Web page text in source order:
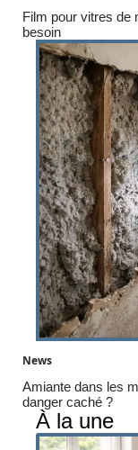
Film pour vitres de
besoin
News
Amiante dans les
danger caché ?
À la une